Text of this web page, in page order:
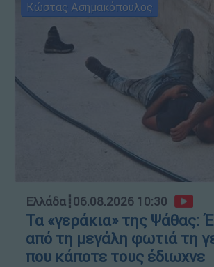
Κώστας Ασημακόπουλος
Ελλάδα┋06.08.2026 10:30
Τα «γεράκια» της Ψάθας:
από τη μεγάλη φωτιά τη
που κάποτε τους έδιωχνε